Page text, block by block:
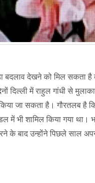
बदलाव देखने को मिल सकता
दिल्ली में राहुल गांधी से
जा सकता है। गौरतलब है
भी शामिल किया गया था।
के बाद उन्होंने पिछले साल